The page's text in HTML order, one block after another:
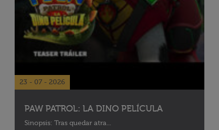
23 - 07 - 2026
PAW PATROL: LA DINO PELÍCULA
Sinopsis: Tras quedar atra...